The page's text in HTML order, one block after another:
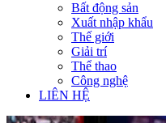
Bất động sản
Xuất nhập khẩu
Thế giới
Giải trí
Thể thao
Công nghệ
LIÊN HỆ